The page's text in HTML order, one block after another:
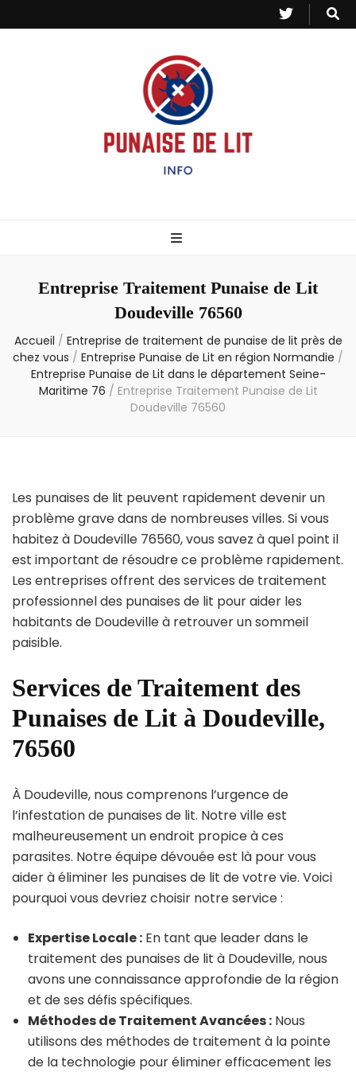
– Info
Entreprise Traitement Punaise de Lit
Doudeville 76560
Accueil / Entreprise de traitement de punaise de lit près de
chez vous / Entreprise Punaise de Lit en région Normandie /
Entreprise Punaise de Lit dans le département Seine-
Maritime 76 / Entreprise Traitement Punaise de Lit
Doudeville 76560
Les punaises de lit peuvent rapidement devenir un
problème grave dans de nombreuses villes. Si vous
habitez à Doudeville 76560, vous savez à quel point il
est important de résoudre ce problème rapidement.
Les entreprises offrent des services de traitement
professionnel des punaises de lit pour aider les
habitants de Doudeville à retrouver un sommeil
paisible.
Services de Traitement des
Punaises de Lit à Doudeville,
76560
À Doudeville, nous comprenons l’urgence de
l’infestation de punaises de lit. Notre ville est
malheureusement un endroit propice à ces
parasites. Notre équipe dévouée est là pour vous
aider à éliminer les punaises de lit de votre vie. Voici
pourquoi vous devriez choisir notre service :
Expertise Locale : En tant que leader dans le
traitement des punaises de lit à Doudeville, nous
avons une connaissance approfondie de la région
et de ses défis spécifiques.
Méthodes de Traitement Avancées : Nous
utilisons des méthodes de traitement à la pointe
de la technologie pour éliminer efficacement les